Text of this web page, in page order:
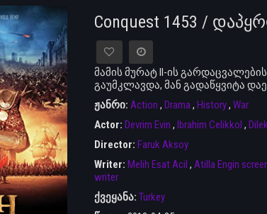
Conquest 1453 /
მამის მურატ II-ის
გაუმკლავდა, მან გადაწყვიტა
ჟანრი: Action , Drama, History, War
Actor: Devrim Evin , Ibrahim Celikkol ,
Director: Faruk Aksoy
Writer: Melih Esat Acil , Atilla Engin
writer
ქვეყანა: Turkey